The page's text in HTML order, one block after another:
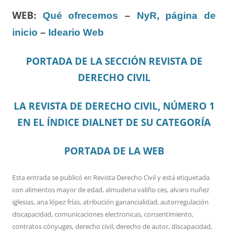
WEB: Qué ofrecemos – NyR, página de
inicio – Ideario Web
PORTADA DE LA SECCIÓN REVISTA DE
DERECHO CIVIL
LA REVISTA DE DERECHO CIVIL, NÚMERO 1
EN EL ÍNDICE DIALNET DE SU CATEGORÍA
PORTADA DE LA WEB
Esta entrada se publicó en Revista Derecho Civily está etiquetada
con alimentos mayor de edad,almudena valiño ces,alvaro nuñez
iglesias,ana lópez frías,atribución ganancialidad,autorregulación
discapacidad,comunicaciones electronicas,consentimiento,
contratos cónyuges,derecho civil,derecho de autor,discapacidad,